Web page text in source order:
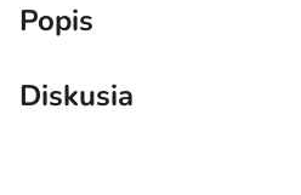
Popis
Diskusia